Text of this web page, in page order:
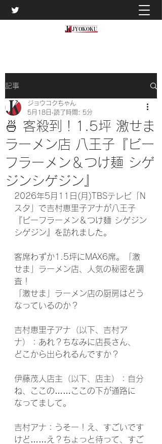
記事
🍜 客殺到！1.5坪 激せま
ラーメン店 八王子『ビー
フラーメン＆つけ麺 シゲ
ジンシゲジン』
ジョウコクちゃん
5月18日 読了時間: 5分
2026年5月11日(月)TBSテレビ「N
スタ」で吉村恵里子アナが八王子
『ビーフラーメン＆つけ麺 シゲジン
シゲジン』を訪れました。
客席わずか1.5坪にMAX6席。「激
せま」ラーメン店、人気の秘密を調
査！
「激せま」ラーメン店の厨房はどう
なっているのか？
吉村恵里子アナ（以下、吉村ア
ナ）：あれ？ちなみに店長さん、
どこから出られるんですか？
伊藤茂人店主（以下、店主）：自分
ね、ここの……ここの下が通路に
なってまして。
吉村アナ：うそー！え、すごいです
けど……え？ちょっと待って、すご